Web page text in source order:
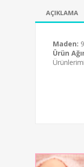
AÇIKLAMA
Maden:
Ürün